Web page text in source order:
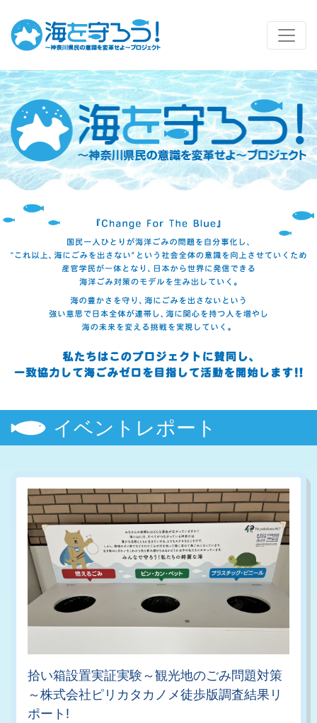
イベントレポート
拾い箱設置実証実験～観光地のごみ問題対策
～株式会社ピリカタカノメ徒歩版調査結果リ
ポート!